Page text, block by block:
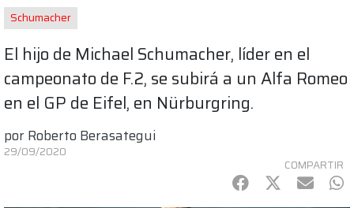
Schumacher
El hijo de Michael Schumacher, líder en el
campeonato de F.2, se subirá a un Alfa Romeo
en el GP de Eifel, en Nürburgring.
por Roberto Berasategui
29/09/2020
COMPARTIR
Facebook
Twitter
mail